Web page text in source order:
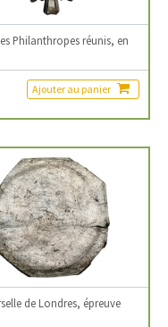
Philanthropes réunis, en
Ajouter au panier
de Londres, épreuve